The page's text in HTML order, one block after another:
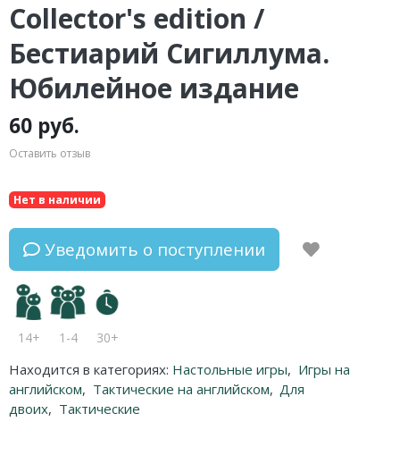
Collector's edition /
Бестиарий Сигиллума.
Юбилейное издание
60 руб.
Оставить отзыв
Нет в наличии
Уведомить о поступлении
14+ 1-4 30+
Находится в категориях: Настольные игры, Игры на
английском, Тактические на английском, Для
двоих, Тактические